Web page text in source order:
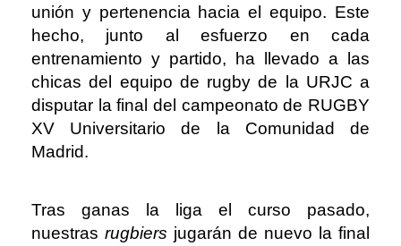
unión y pertenencia hacia el equipo. Este
hecho, junto al esfuerzo en cada
entrenamiento y partido, ha llevado a las
chicas del equipo de rugby de la URJC a
disputar la final del campeonato de RUGBY
XV Universitario de la Comunidad de
Madrid.
Tras ganas la liga el curso pasado,
nuestras rugbiers jugarán de nuevo la final